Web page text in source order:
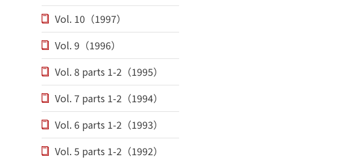
Vol. 10（1997）
Vol. 9（1996）
Vol. 8 parts 1-2（1995）
Vol. 7 parts 1-2（1994）
Vol. 6 parts 1-2（1993）
Vol. 5 parts 1-2（1992）